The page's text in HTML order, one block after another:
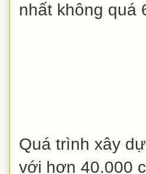
nhất không quá
Quá trình xây
với hơn 40.000